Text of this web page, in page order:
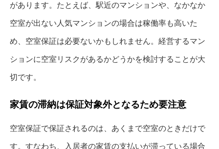
があります。たとえば、駅近のマンションや、なかなか
空室が出ない人気マンションの場合は稼働率も高いた
め、空室保証は必要ないかもしれません。経営するマン
ションに空室リスクがあるかどうかを検討することが大
切です。
家賃の滞納は保証対象外となるため要注意
空室保証で保証されるのは、あくまで空室のときだけで
す。すなわち、入居者の家賃の支払いが滞っている場合